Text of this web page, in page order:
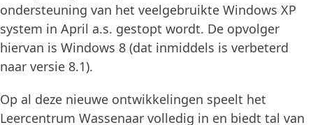
ondersteuning van het veelgebruikte Windows XP
system in April a.s. gestopt wordt. De opvolger
hiervan is Windows 8 (dat inmiddels is verbeterd
naar versie 8.1).
Op al deze nieuwe ontwikkelingen speelt het
Leercentrum Wassenaar volledig in en biedt tal van